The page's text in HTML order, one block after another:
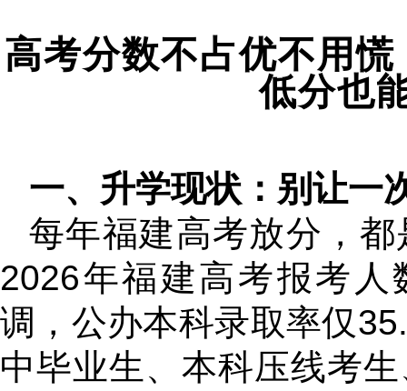
高考分数不占优不用
低分也
一、升学现状：别让一
每年福建高考放分，
2026年福建高考报考
调，公办本科录取率仅
中毕业生、本科压线考